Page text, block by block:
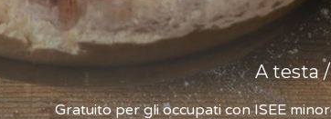
A testa /